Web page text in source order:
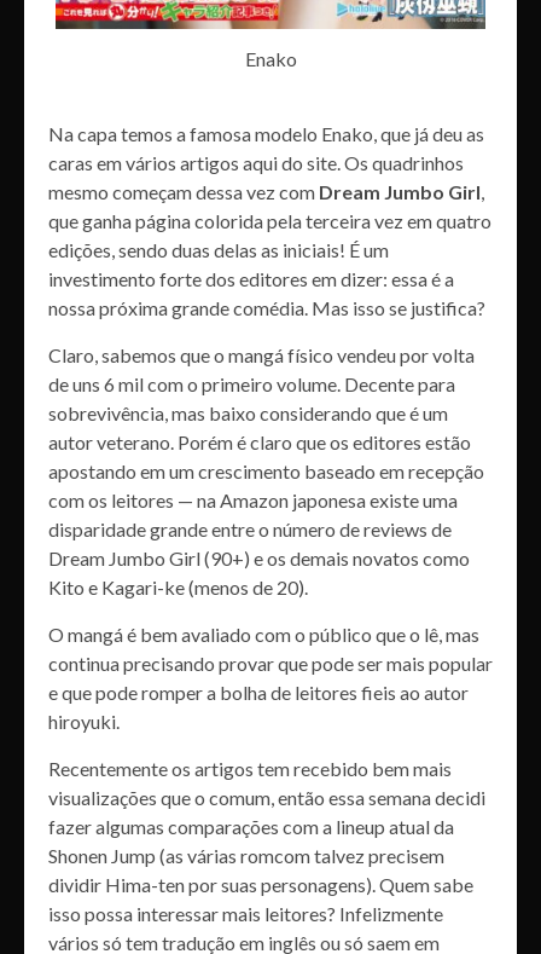
Enako
Na capa temos a famosa modelo Enako, que já deu as
caras em vários artigos aqui do site. Os quadrinhos
mesmo começam dessa vez com Dream Jumbo Girl,
que ganha página colorida pela terceira vez em quatro
edições, sendo duas delas as iniciais! É um
investimento forte dos editores em dizer: essa é a
nossa próxima grande comédia. Mas isso se justifica?
Claro, sabemos que o mangá físico vendeu por volta
de uns 6 mil com o primeiro volume. Decente para
sobrevivência, mas baixo considerando que é um
autor veterano. Porém é claro que os editores estão
apostando em um crescimento baseado em recepção
com os leitores — na Amazon japonesa existe uma
disparidade grande entre o número de reviews de
Dream Jumbo Girl (90+) e os demais novatos como
Kito e Kagari-ke (menos de 20).
O mangá é bem avaliado com o público que o lê, mas
continua precisando provar que pode ser mais popular
e que pode romper a bolha de leitores fieis ao autor
hiroyuki.
Recentemente os artigos tem recebido bem mais
visualizações que o comum, então essa semana decidi
fazer algumas comparações com a lineup atual da
Shonen Jump (as várias romcom talvez precisem
dividir Hima-ten por suas personagens). Quem sabe
isso possa interessar mais leitores? Infelizmente
vários só tem tradução em inglês ou só saem em